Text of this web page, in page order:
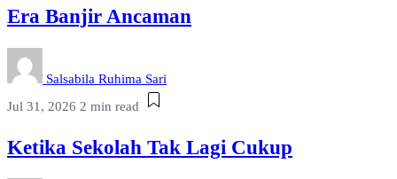
Era Banjir Ancaman
Salsabila Ruhima Sari
Jul 31, 2026 2 min read
Ketika Sekolah Tak Lagi Cukup